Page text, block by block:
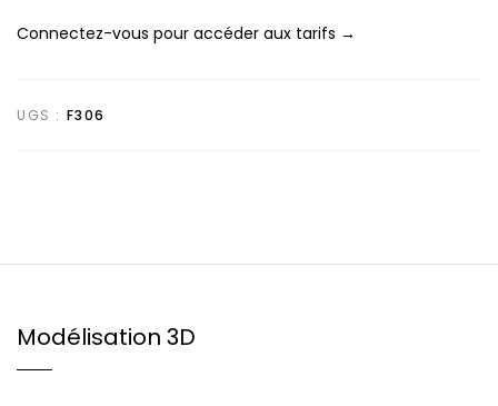
Connectez-vous pour accéder aux tarifs →
UGS : F306
Modélisation 3D